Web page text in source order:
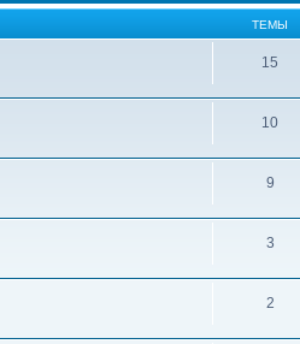
ТЕМЫ
15
10
9
3
2